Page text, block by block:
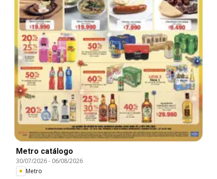
Metro catálogo
30/07/2026- 06/08/2026
Metro